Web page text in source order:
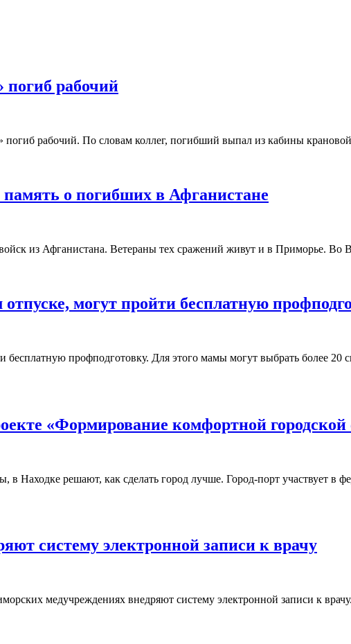
погиб рабочий
погиб рабочий. По словам коллег, погибший выпал из кабины
о погибших в Афганистане
из Афганистана. Ветераны тех сражений живут и в Приморье. Во
могут пройти бесплатную
профподготовку. Для этого мамы могут выбрать более 20
«Формирование комфортной городской
в Находке решают, как сделать город лучше. Город-порт участвует в
систему электронной записи к врачу
медучреждениях внедряют систему электронной записи к